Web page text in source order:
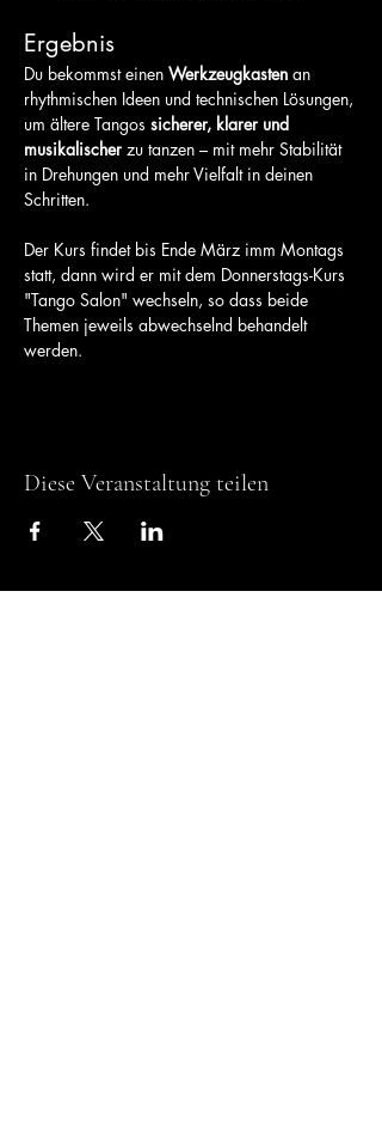
Ergebnis
Du bekommst einen Werkzeugkasten an
rhythmischen Ideen und technischen Lösungen,
um ältere Tangos sicherer, klarer und
musikalischer zu tanzen – mit mehr Stabilität
in Drehungen und mehr Vielfalt in deinen
Schritten.
Der Kurs findet bis Ende März imm Montags
statt, dann wird er mit dem Donnerstags-Kurs
"Tango Salon" wechseln, so dass beide
Themen jeweils abwechselnd behandelt
werden.
Diese Veranstaltung teilen